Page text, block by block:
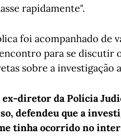
rapidamente".
foi acompanhado de
para se discutir
sobre a investigação
ex-diretor da Polícia
defendeu que a
tinha ocorrido no